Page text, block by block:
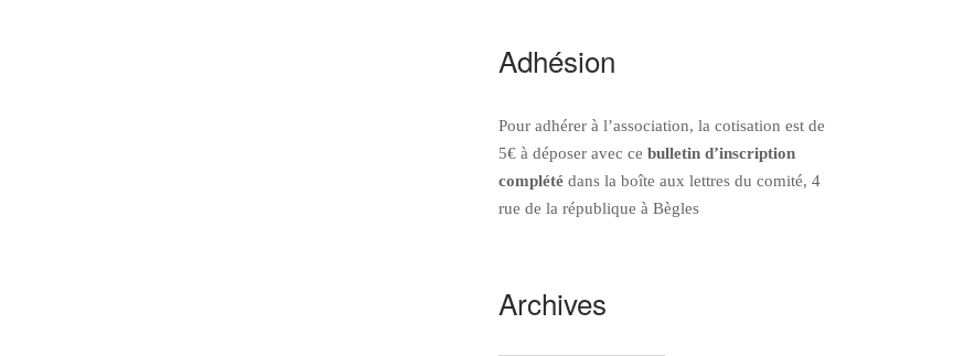
Adhésion
Pour adhérer à l’association, la cotisation est de
5€ à déposer avec cebulletin d’inscription
complété dans la boîte aux lettres du comité, 4
rue de la république à Bègles
Archives